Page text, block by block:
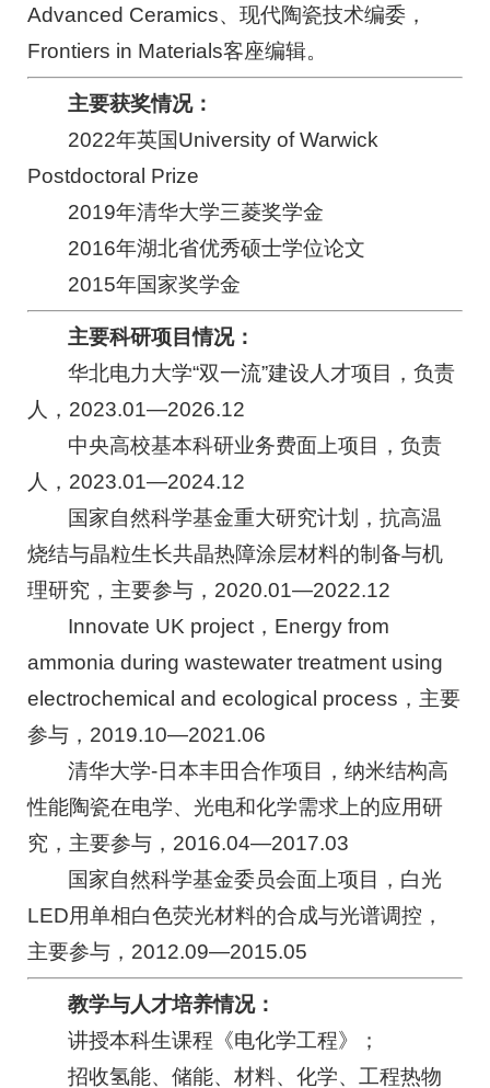
Advanced Ceramics、现代陶瓷技术编委，
Frontiers in Materials客座编辑。
主要获奖情况：
2022年英国University of Warwick
Postdoctoral Prize
2019年清华大学三菱奖学金
2016年湖北省优秀硕士学位论文
2015年国家奖学金
主要科研项目情况：
华北电力大学“双一流”建设人才项目，负责
人，2023.01—2026.12
中央高校基本科研业务费面上项目，负责
人，2023.01—2024.12
国家自然科学基金重大研究计划，抗高温
烧结与晶粒生长共晶热障涂层材料的制备与机
理研究，主要参与，2020.01—2022.12
Innovate UK project，Energy from
ammonia during wastewater treatment using
electrochemical and ecological process，主要
参与，2019.10—2021.06
清华大学-日本丰田合作项目，纳米结构高
性能陶瓷在电学、光电和化学需求上的应用研
究，主要参与，2016.04—2017.03
国家自然科学基金委员会面上项目，白光
LED用单相白色荧光材料的合成与光谱调控，
主要参与，2012.09—2015.05
教学与人才培养情况：
讲授本科生课程《电化学工程》；
招收氢能、储能、材料、化学、工程热物